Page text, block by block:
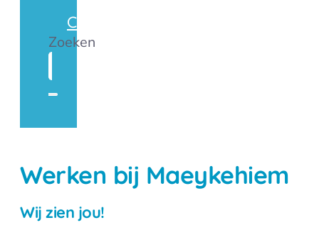
Contact
Zoeken
Werken bij Maeykehiem
Wij zien jou!